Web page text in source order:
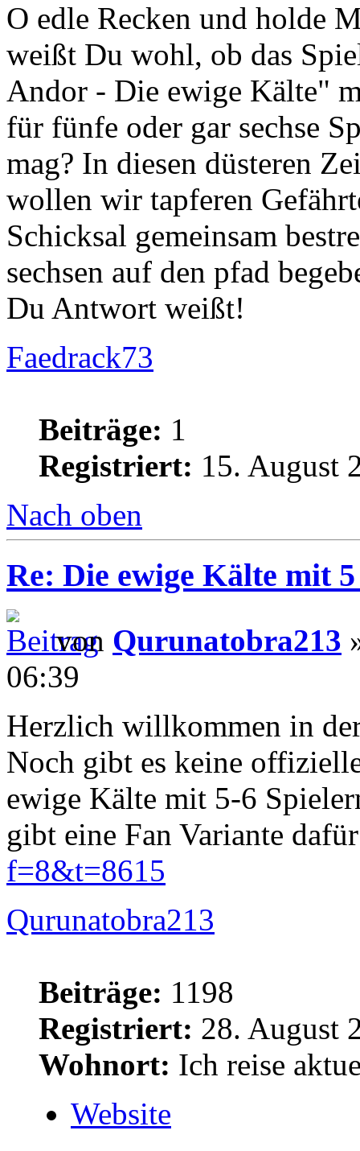
O edle Recken und holde
weißt Du wohl, ob das
Andor - Die ewige Kälte"
für fünfe oder gar sechse
mag? In diesen düsteren
wollen wir tapferen
Schicksal gemeinsam
sechsen auf den pfad
Du Antwort weißt!
Faedrack73
Beiträge: 1
Registriert: 15. August
Nach oben
Re: Die ewige Kälte mit
von Qurunatobra213
06:39
Herzlich willkommen in
Noch gibt es keine
ewige Kälte mit 5-6
gibt eine Fan Variante
f=8&t=8615
Qurunatobra213
Beiträge: 1198
Registriert: 28. August
Wohnort: Ich reise
Website